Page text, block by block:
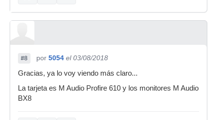
#8 por 5054 el 03/08/2018
Gracias, ya lo voy viendo más claro...
La tarjeta es M Audio Profire 610 y los monitores M Audio
BX8